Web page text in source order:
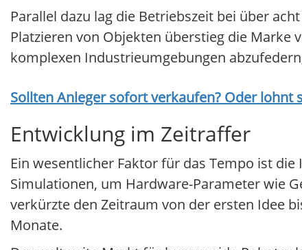
Parallel dazu lag die Betriebszeit bei über
Platzieren von Objekten überstieg die Marke
komplexen Industrieumgebungen
Sollten Anleger sofort verkaufen? Oder lohnt
Entwicklung im Zeitraffer
Ein wesentlicher Faktor für das Tempo ist
Simulationen, um Hardware-Parameter wie
verkürzte den Zeitraum von der ersten Idee
Monate.